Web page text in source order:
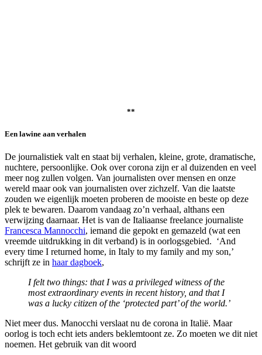
**
Een lawine aan verhalen
De journalistiek valt en staat bij verhalen, kleine, grote, dramatische,
nuchtere, persoonlijke. Ook over corona zijn er al duizenden en veel
meer nog zullen volgen. Van journalisten over mensen en onze
wereld maar ook van journalisten over zichzelf. Van die laatste
zouden we eigenlijk moeten proberen de mooiste en beste op deze
plek te bewaren. Daarom vandaag zo’n verhaal, althans een
verwijzing daarnaar. Het is van de Italiaanse freelance journaliste
Francesca Mannocchi, iemand die gepokt en gemazeld (wat een
vreemde uitdrukking in dit verband) is in oorlogsgebied. ‘And
every time I returned home, in Italy to my family and my son,’
schrijft ze in haar dagboek,
I felt two things: that I was a privileged witness of the
most extraordinary events in recent history, and that I
was a lucky citizen of the ‘protected part’ of the world.’
Niet meer dus. Manocchi verslaat nu de corona in Italië. Maar
oorlog is toch echt iets anders beklemtoont ze. Zo moeten we dit niet
noemen. Het gebruik van dit woord